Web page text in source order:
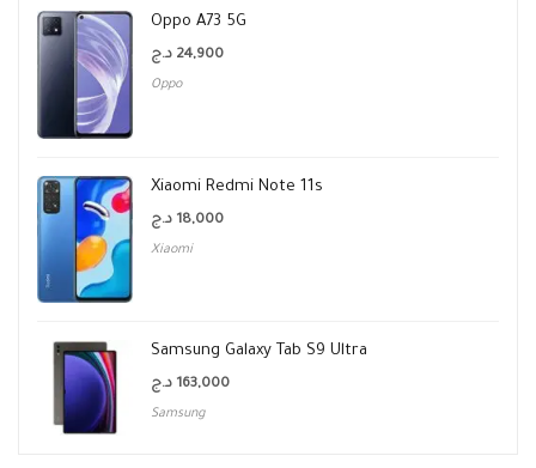
Oppo A73 5G
24,900 د.ج
Oppo
Xiaomi Redmi Note 11s
18,000 د.ج
Xiaomi
Samsung Galaxy Tab S9 Ultra
163,000 د.ج
Samsung